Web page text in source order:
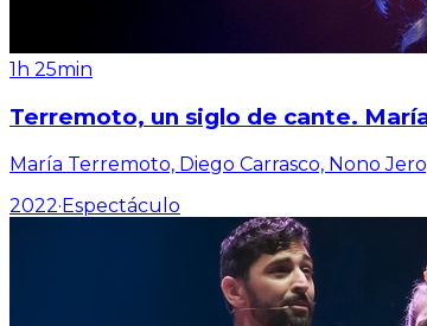
1h 25min
Terremoto, un siglo de cante.
María Terremoto, Diego Carrasco, Nono
2022·Espectáculo